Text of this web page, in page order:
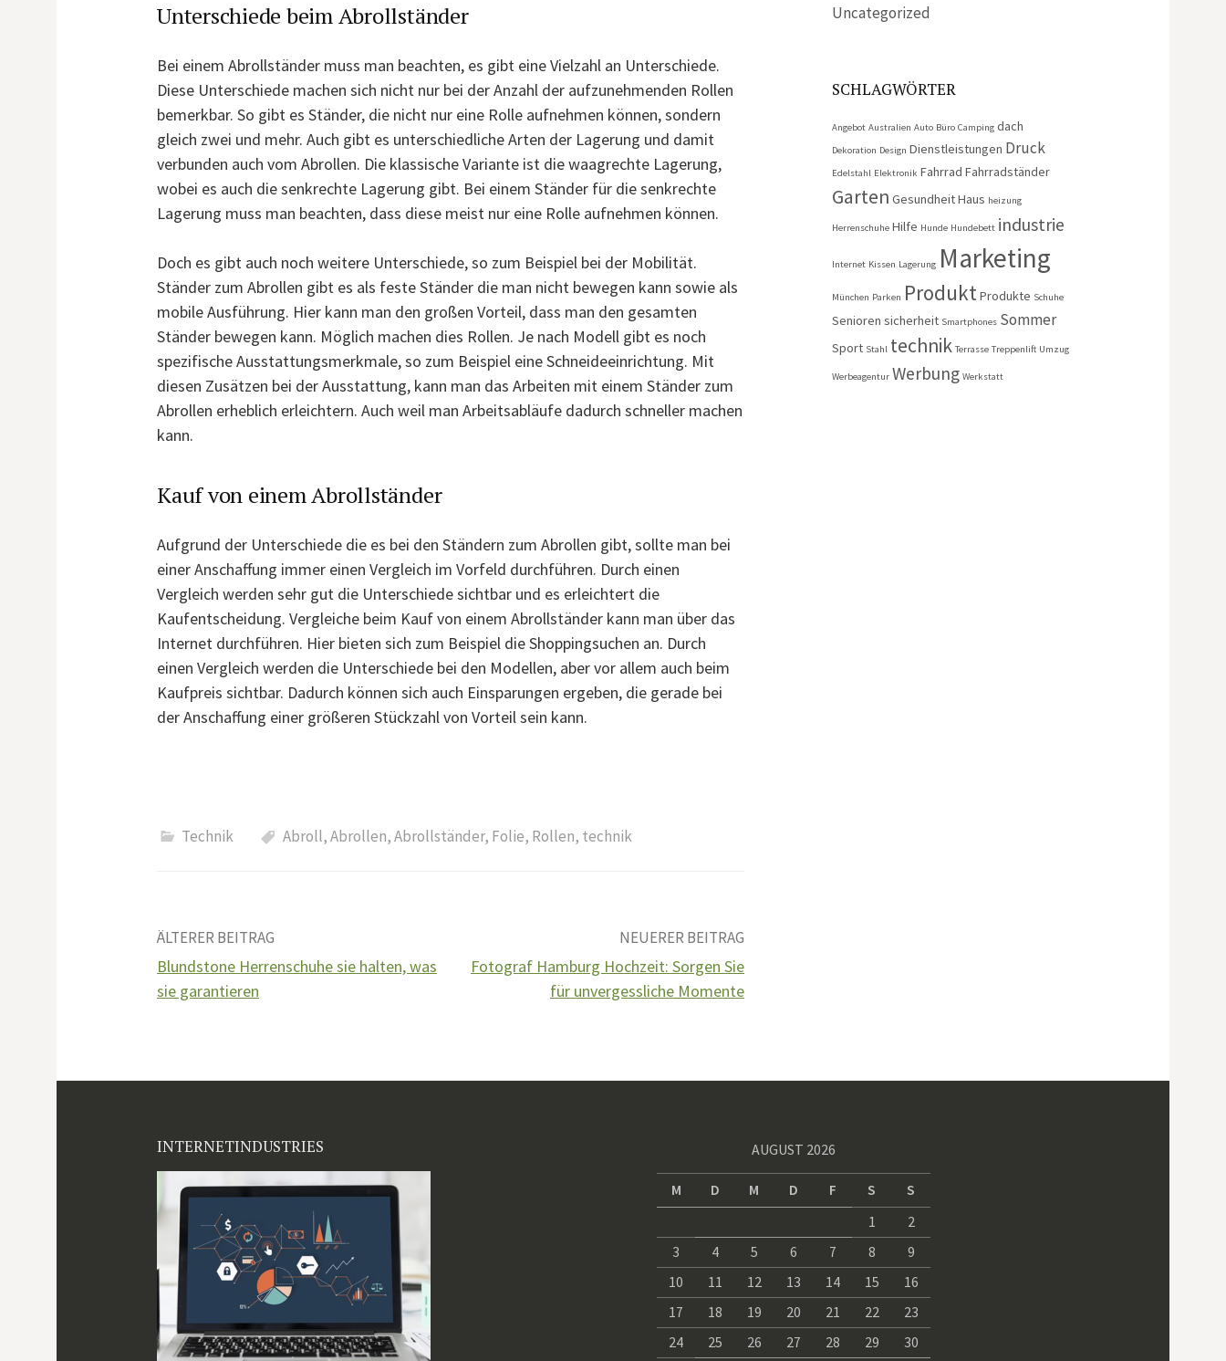
Unterschiede beim Abrollständer
Bei einem Abrollständer muss man beachten, es gibt eine Vielzahl an Unterschiede.
Diese Unterschiede machen sich nicht nur bei der Anzahl der aufzunehmenden Rollen
bemerkbar. So gibt es Ständer, die nicht nur eine Rolle aufnehmen können, sondern
gleich zwei und mehr. Auch gibt es unterschiedliche Arten der Lagerung und damit
verbunden auch vom Abrollen. Die klassische Variante ist die waagrechte Lagerung,
wobei es auch die senkrechte Lagerung gibt. Bei einem Ständer für die senkrechte
Lagerung muss man beachten, dass diese meist nur eine Rolle aufnehmen können.
Doch es gibt auch noch weitere Unterschiede, so zum Beispiel bei der Mobilität.
Ständer zum Abrollen gibt es als feste Ständer die man nicht bewegen kann sowie als
mobile Ausführung. Hier kann man den großen Vorteil, dass man den gesamten
Ständer bewegen kann. Möglich machen dies Rollen. Je nach Modell gibt es noch
spezifische Ausstattungsmerkmale, so zum Beispiel eine Schneideeinrichtung. Mit
diesen Zusätzen bei der Ausstattung, kann man das Arbeiten mit einem Ständer zum
Abrollen erheblich erleichtern. Auch weil man Arbeitsabläufe dadurch schneller machen
kann.
Kauf von einem Abrollständer
Aufgrund der Unterschiede die es bei den Ständern zum Abrollen gibt, sollte man bei
einer Anschaffung immer einen Vergleich im Vorfeld durchführen. Durch einen
Vergleich werden sehr gut die Unterschiede sichtbar und es erleichtert die
Kaufentscheidung. Vergleiche beim Kauf von einem Abrollständer kann man über das
Internet durchführen. Hier bieten sich zum Beispiel die Shoppingsuchen an. Durch
einen Vergleich werden die Unterschiede bei den Modellen, aber vor allem auch beim
Kaufpreis sichtbar. Dadurch können sich auch Einsparungen ergeben, die gerade bei
der Anschaffung einer größeren Stückzahl von Vorteil sein kann.
Technik Abroll,Abrollen,Abrollständer, Folie, Rollen, technik
Beitrags-
Navigation
ÄLTERER BEITRAG
Blundstone Herrenschuhe sie halten, was
sie garantieren
NEUERER BEITRAG
Fotograf Hamburg Hochzeit: Sorgen Sie
für unvergessliche Momente
Uncategorized
SCHLAGWÖRTER
Angebot Australien Auto Büro Camping dach
Dekoration Design Dienstleistungen Druck
Edelstahl Elektronik Fahrrad Fahrradständer
Garten GesundheitHaus heizung
Herrenschuhe Hilfe Hunde Hundebett industrie
Internet Kissen Lagerung Marketing
München Parken ProduktProdukte Schuhe
Senioren sicherheit Smartphones Sommer
Sport Stahl technik Terrasse Treppenlift Umzug
Werbeagentur Werbung Werkstatt
INTERNETINDUSTRIES AUGUST 2026
M D M D F S
S
1
2
3
4 5 6 7 8
9
10
11 12 13 14 15
16
17
18 19 20 21 22
23
24
25 26 27 28 29 30